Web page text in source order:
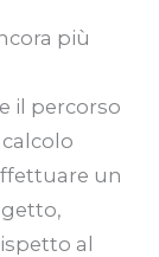
più
il percorso
un
al